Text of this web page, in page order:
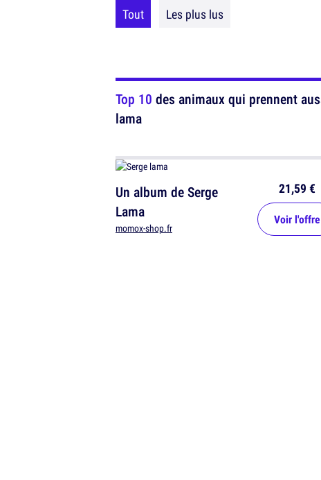
Tout Les plus lus
Top 10 des animaux qui prennent
lama
Un album de Serge
Lama
momox-shop.fr
21,59 €
Voir l'offre